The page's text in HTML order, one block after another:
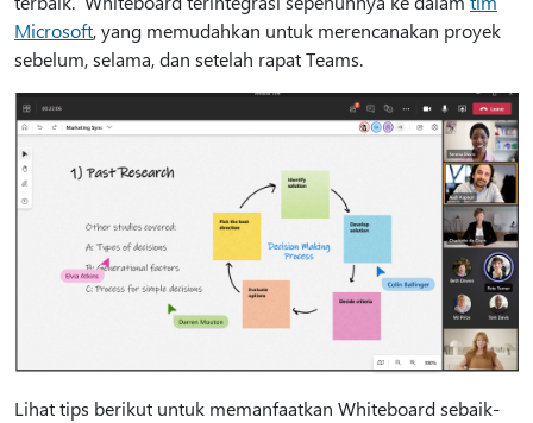
Microsoft, yang memudahkan untuk merencanakan proyek
sebelum, selama, dan setelah rapat Teams.
Lihat tips berikut untuk memanfaatkan Whiteboard sebaik-